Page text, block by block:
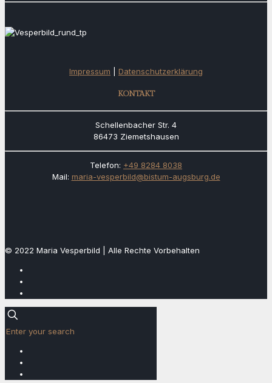
Impressum Datenschutzerklärung
KONTAKT
Schellenbacher Str. 4
86473 Ziemetshausen
Telefon: +49 8284 8038
Mail: maria-vesperbild@bistum-augsburg.de
© 2022 Maria Vesperbild | Alle Rechte Vorbehalten